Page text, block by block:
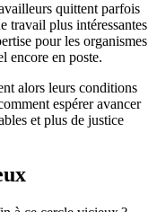
quittent parfois
travail plus intéressantes
pour les organismes
encore en poste.
alors leurs conditions
espérer avancer
et plus de justice